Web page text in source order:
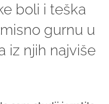
boli i teška
gurnu u
iz njih najviše